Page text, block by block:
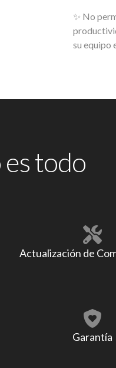
✨ No
su equipo
es todo
Actualización de
Garantía